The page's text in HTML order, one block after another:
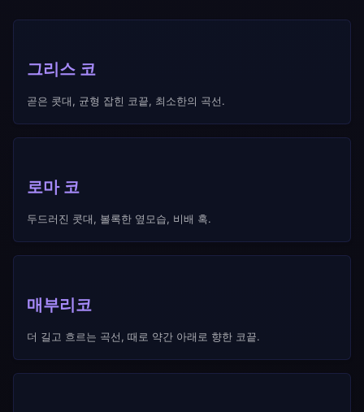
그리스 코
곧은 콧대, 균형 잡힌 코끝, 최소한의 곡선.
로마 코
두드러진 콧대, 볼록한 옆모습, 비배 혹.
매부리코
더 길고 흐르는 곡선, 때로 약간 아래로 향한 코끝.